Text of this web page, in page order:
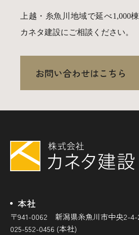
上越・糸魚川地域で延べ1,000
カネタ建設にご相談ください。
お問い合わせはこちら
本社
〒941-0062 新潟県糸魚川市中央2-4-
025-552-0456 (本社)